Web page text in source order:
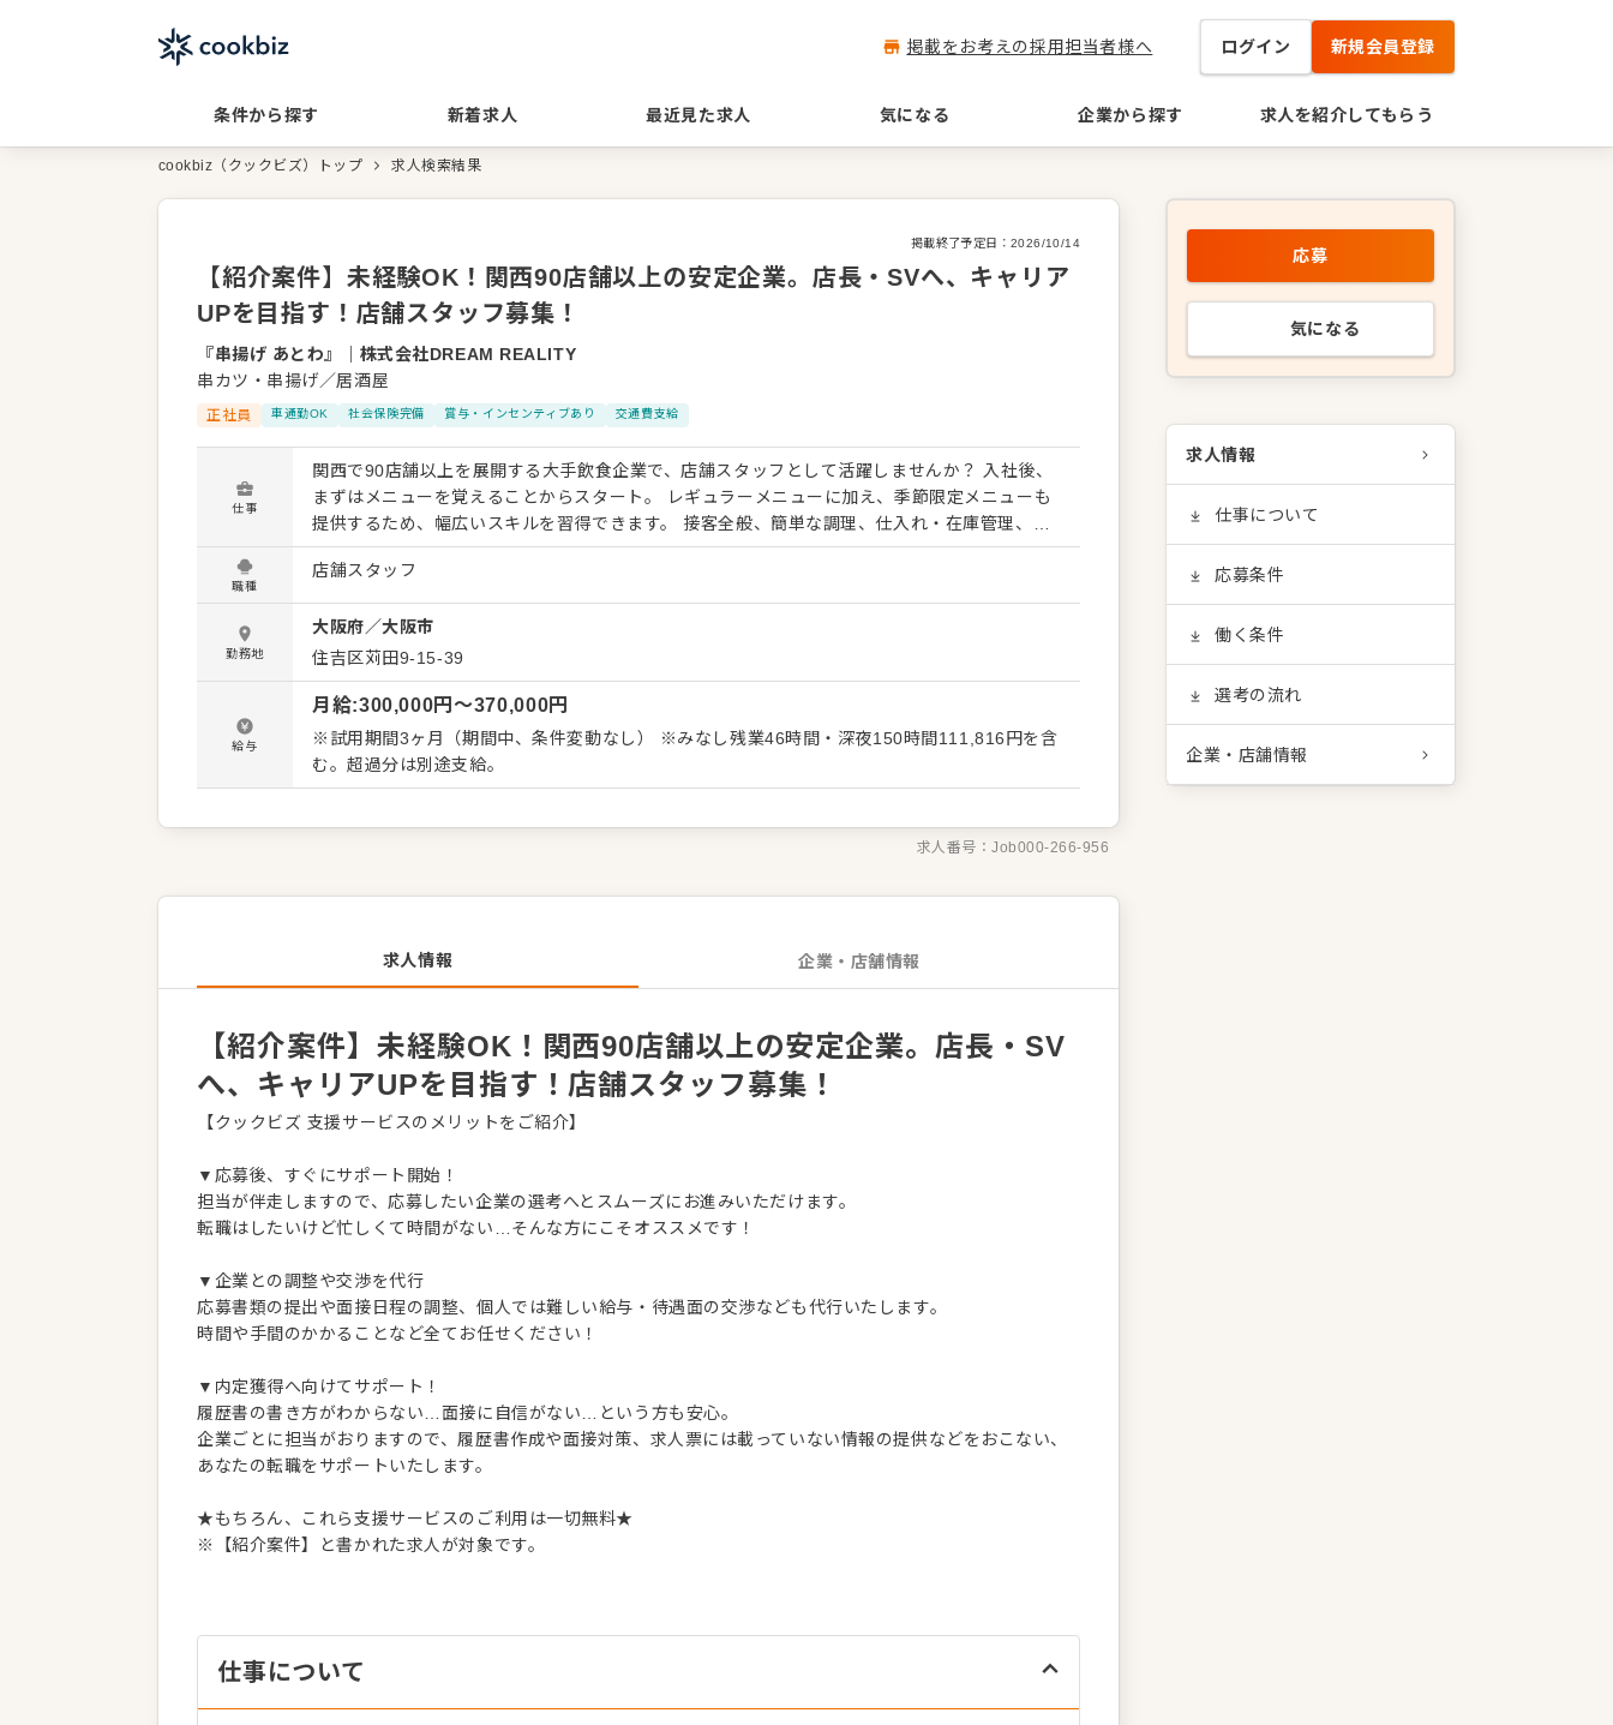
掲載をお考えの採用担当者様へ ログイン 新規会員登録
条件から探す 新着求人 最近見た求人 気になる 企業から探す 求人を紹介してもらう
cookbiz（クックビズ）トップ 求人検索結果
掲載終了予定日： 2026/10/14
【紹介案件】未経験OK！関西90店舗以上の安定企業。店長・SVへ、キャリア
UPを目指す！店舗スタッフ募集！
『串揚げ あとわ』
株式会社DREAM REALITY
串カツ・串揚げ／居酒屋
正社員 車通勤OK 社会保険完備 賞与・インセンティブあり 交通費支給
仕事
関西で90店舗以上を展開する大手飲食企業で、店舗スタッフとして活躍しませんか？ 入社後、
まずはメニューを覚えることからスタート。 レギュラーメニューに加え、季節限定メニューも
提供するため、幅広いスキルを習得できます。 接客全般、簡単な調理、仕入れ・在庫管理、ア
ルバイトスタッフの教育など、多岐にわたる業務をお任せします。 オペレーション改善のアイ
デアも大歓迎。スキルに合わせた業務から始め、先輩スタッフが丁寧にサポートします。出店
予定も豊富で、将来は店長や料理長、SVといった本部職への昇格、あるいは独立も目指せま
す。 会社情報 詳細は面談にてご説明いたします。 ＜おすすめポイント＞ 独立支援制度あり。
関西で90店舗以上の安定企業で、キャリアアップのチャンスが豊富です。
職種
店舗スタッフ
勤務地
大阪府／大阪市
住吉区苅田9-15-39
給与
月給:300,000円〜370,000円
※試用期間3ヶ月（期間中、条件変動なし） ※みなし残業46時間・深夜150時間111,816円を含
む。超過分は別途支給。
求人番号：Job000-266-956
求人情報 企業・店舗情報
【紹介案件】未経験OK！関西90店舗以上の安定企業。店長・SV
へ、キャリアUPを目指す！店舗スタッフ募集！
【クックビズ 支援サービスのメリットをご紹介】
▼応募後、すぐにサポート開始！
担当が伴走しますので、応募したい企業の選考へとスムーズにお進みいただけます。
転職はしたいけど忙しくて時間がない…そんな方にこそオススメです！
▼企業との調整や交渉を代行
応募書類の提出や面接日程の調整、個人では難しい給与・待遇面の交渉なども代行いたします。
時間や手間のかかることなど全てお任せください！
▼内定獲得へ向けてサポート！
履歴書の書き方がわからない…面接に自信がない…という方も安心。
企業ごとに担当がおりますので、履歴書作成や面接対策、求人票には載っていない情報の提供などをおこない、
あなたの転職をサポートいたします。
★もちろん、これら支援サービスのご利用は一切無料★
※【紹介案件】と書かれた求人が対象です。
仕事について
応募
気になる
求人情報
仕事について
応募条件
働く条件
選考の流れ
企業・店舗情報